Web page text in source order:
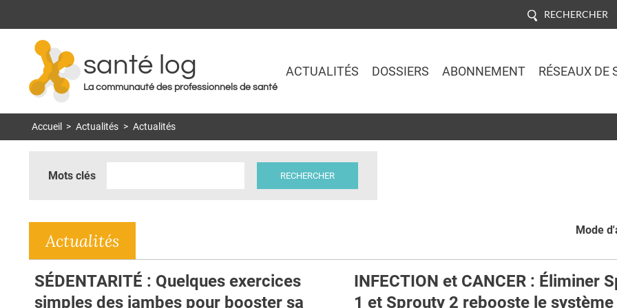
RECHERCHER
santé log
La communauté des professionnels de santé
ACTUALITÉS DOSSIERS ABONNEMENT RÉSEAUX DE
Accueil > Actualités > Actualités
Mots clés
Mode
Actualités
SÉDENTARITÉ : Quelques exercices
simples des jambes pour booster sa
INFECTION et CANCER : Éliminer
1 et Sprouty 2 rebooste le système